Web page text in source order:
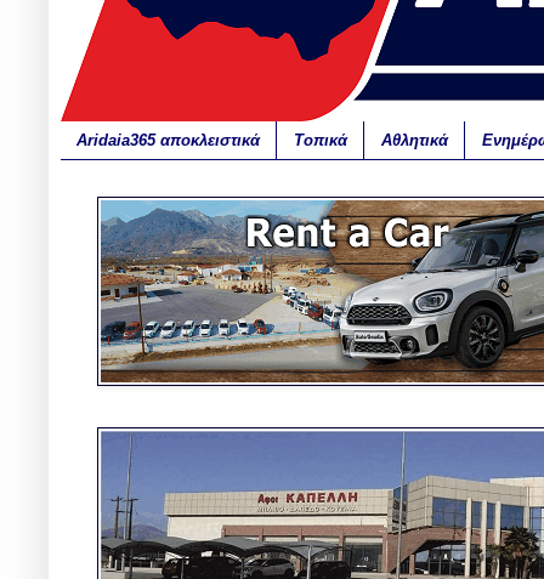
Aridaia365 αποκλειστικά Τοπικά Αθλητικά